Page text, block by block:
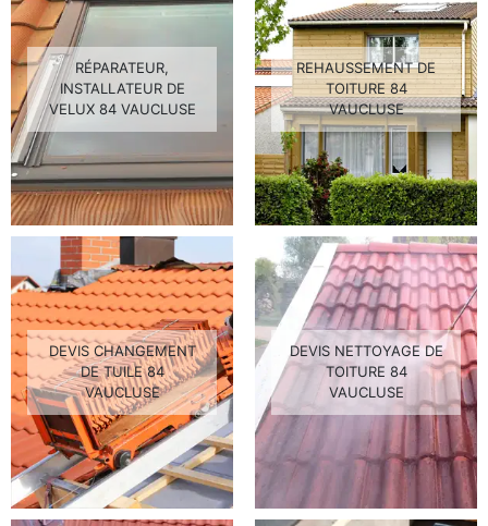
RÉPARATEUR,
INSTALLATEUR DE
VELUX 84 VAUCLUSE
REHAUSSEMENT DE
TOITURE 84
VAUCLUSE
DEVIS CHANGEMENT
DE TUILE 84
VAUCLUSE
DEVIS NETTOYAGE DE
TOITURE 84
VAUCLUSE